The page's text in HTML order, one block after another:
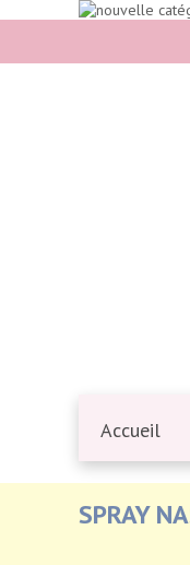
Accueil
SPRAY